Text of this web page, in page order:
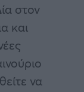
στον
και
να